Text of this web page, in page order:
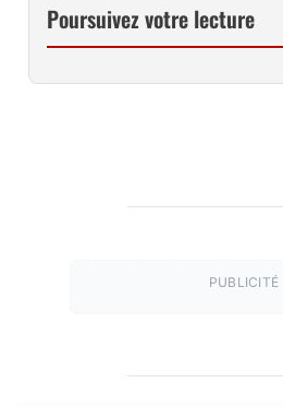
Poursuivez votre lecture
PUBLICITÉ